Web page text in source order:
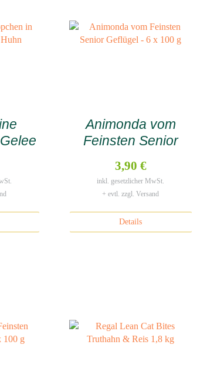
Animonda vom
Feinsten Senior
3,90 €
inkl. gesetzlicher MwSt.
+ evtl. zzgl. Versand
Details